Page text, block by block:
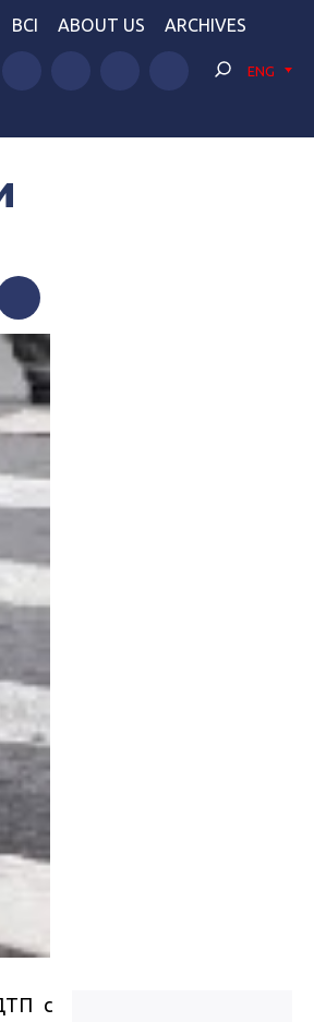
BCI ABOUT US ARCHIVES
ENG
Telegram
с